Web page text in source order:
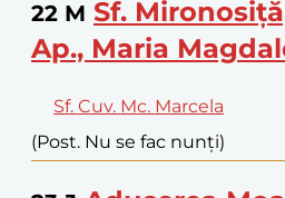
22 M Sf.
Ap., Maria
Sf. Cuv. Mc. Marcela
(Post. Nu se fac nunți)